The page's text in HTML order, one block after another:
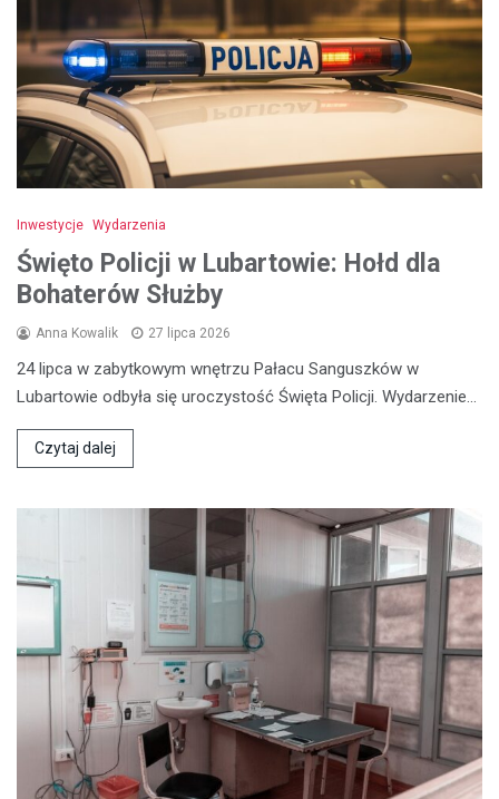
Inwestycje Wydarzenia
Święto Policji w Lubartowie: Hołd dla
Bohaterów Służby
Anna Kowalik 27 lipca 2026
24 lipca w zabytkowym wnętrzu Pałacu Sanguszków w
Lubartowie odbyła się uroczystość Święta Policji. Wydarzenie…
Czytaj dalej